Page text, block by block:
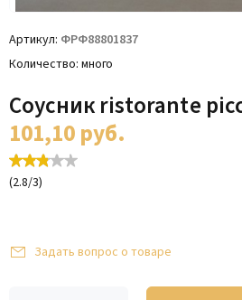
Артикул ФРФ88801837
Количество много
Соусник ristorante
101,10руб.
(2.8/3)
Задать вопрос о товаре